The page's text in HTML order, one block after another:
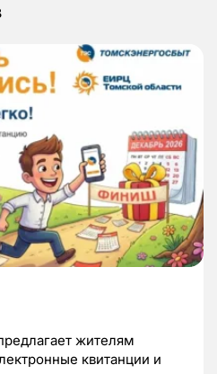
жителям
квитанции и